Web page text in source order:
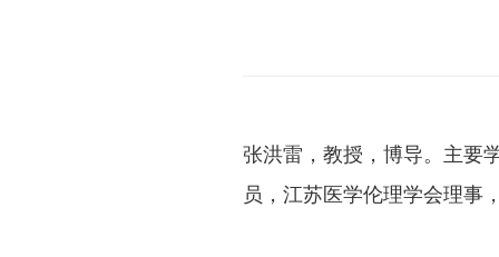
张洪雷， 教授，博导。 主要
员，江苏医学伦理学会理事